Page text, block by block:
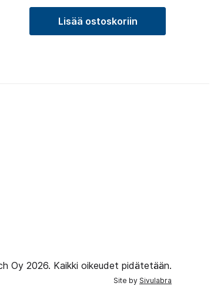
Lisää ostoskoriin
Oy 2026. Kaikki oikeudet pidätetään.
Site by Sivulabra